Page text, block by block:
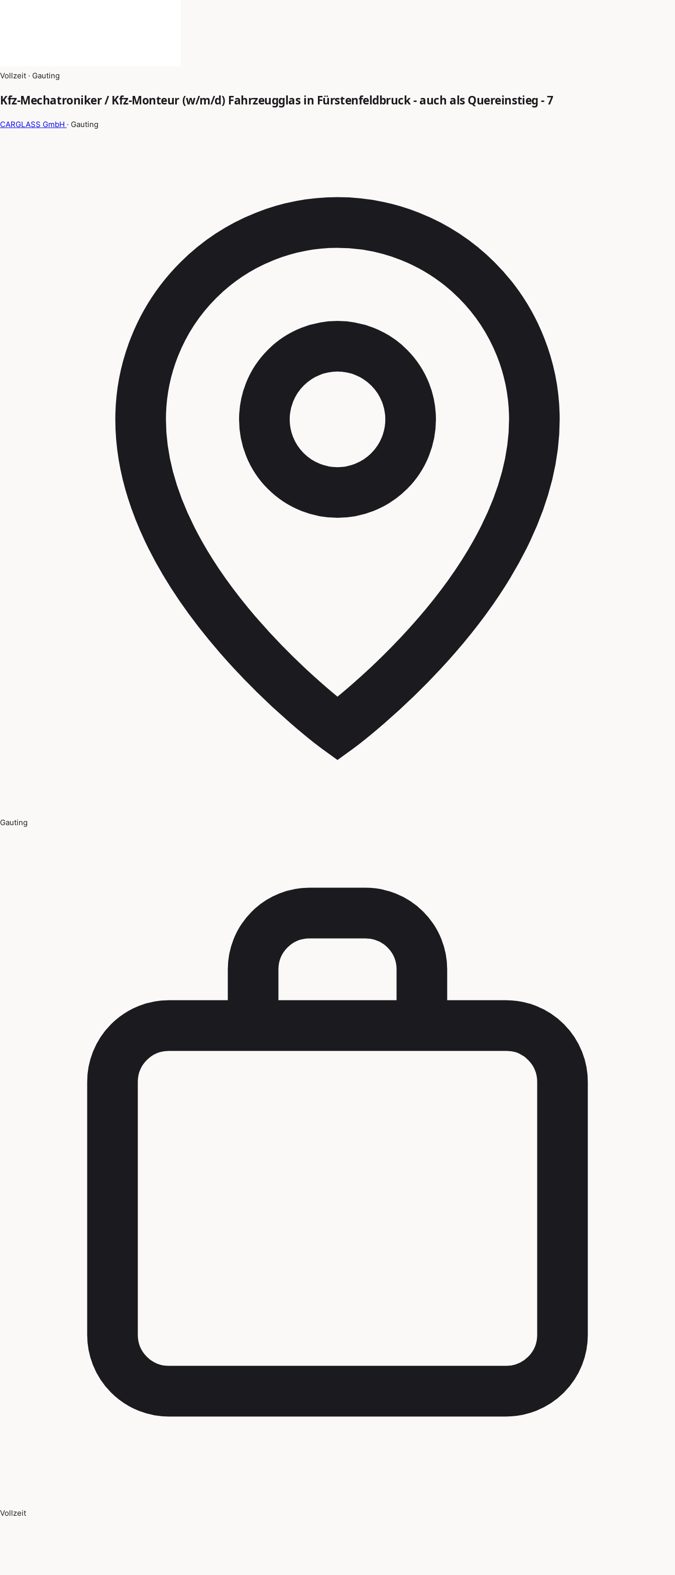
Vollzeit · Gauting
Kfz-Mechatroniker / Kfz-Monteur (w/m/d) Fahrzeugglas in Fürstenfeldbruck - auch als Quereinstieg - 7
CARGLASS GmbH · Gauting
Gauting
Vollzeit